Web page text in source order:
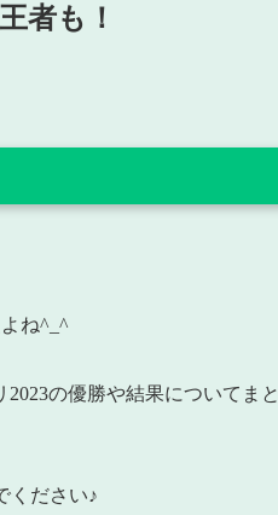
者も！
ね^_^
の優勝や結果についてまと
ください♪